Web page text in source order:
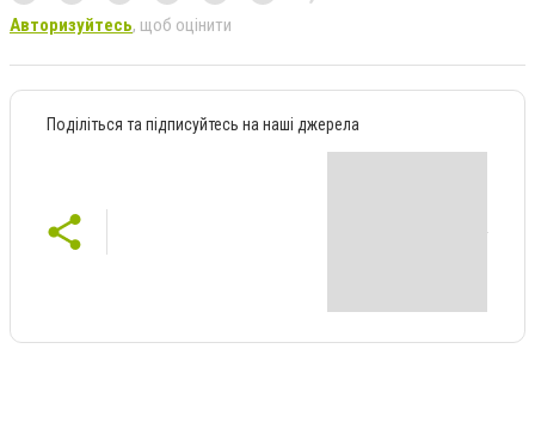
Авторизуйтесь, щоб оцінити
Поділіться та підписуйтесь на наші джерела